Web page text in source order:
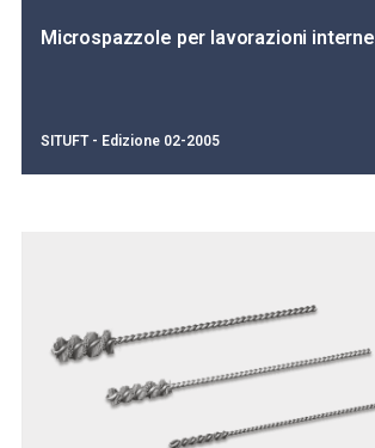
Microspazzole per lavorazioni interne
SITUFT - Edizione 02-2005